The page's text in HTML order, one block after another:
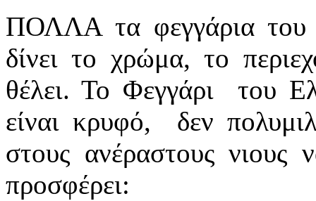
ΠΟΛΛΑ τα φεγγάρια του
δίνει το χρώμα, το
θέλει. Το Φεγγάρι του
είναι κρυφό, δεν
στους ανέραστους
προσφέρει: